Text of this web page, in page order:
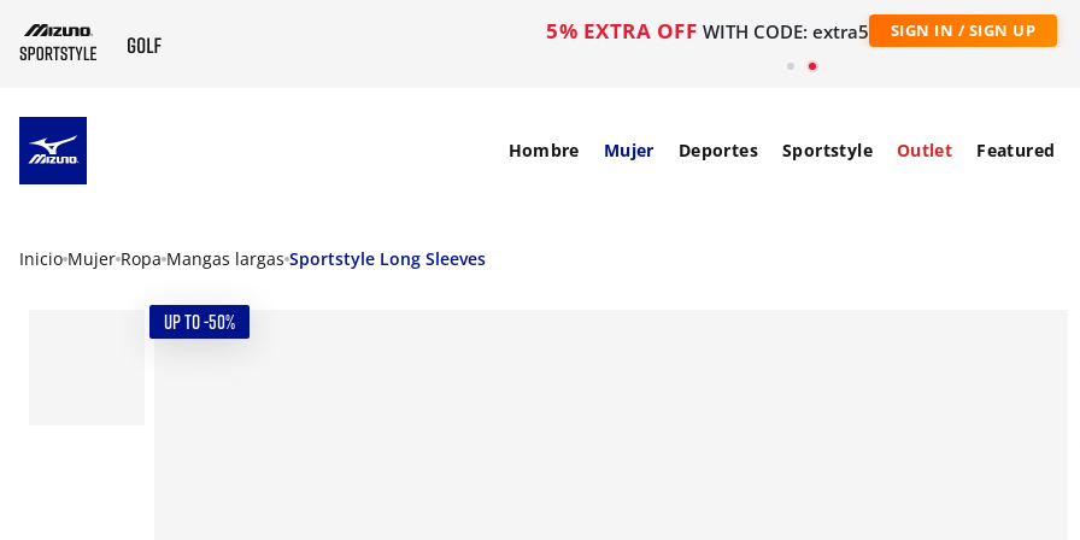
5% EXTRA OFF WITH CODE: extra5 SIGN IN / SIGN UP
Hombre Mujer Deportes Sportstyle Outlet Featured
Inicio Mujer Ropa Mangas largas Sportstyle Long Sleeves
UP TO -50%